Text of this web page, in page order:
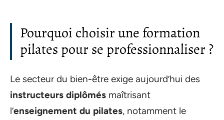
Pourquoi choisir une formation
pilates pour se professionnaliser ?
Le secteur du bien-être exige aujourd’hui des
instructeurs diplômés maîtrisant
l’enseignement du pilates, notamment le